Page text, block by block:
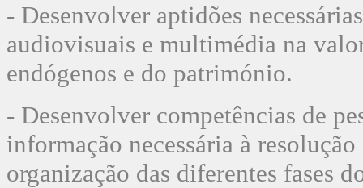
- Desenvolver aptidões
audiovisuais e multimédia na
endógenos e do património.
- Desenvolver competências de
informação necessária à
organização das diferentes fases